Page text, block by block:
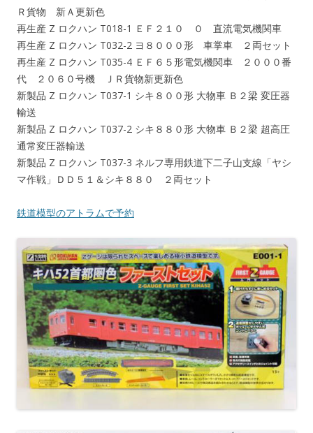
Ｒ貨物 新Ａ更新色
再生産 Z ロクハン T018-1 ＥＦ２１０ ０ 直流電気機関車
再生産 Z ロクハン T032-2 ヨ８０００形 車掌車 ２両セット
再生産 Z ロクハン T035-4 ＥＦ６５形電気機関車 ２０００番
代 ２０６０号機 ＪＲ貨物新更新色
新製品 Z ロクハン T037-1 シキ８００形 大物車 Ｂ２梁 変圧器
輸送
新製品 Z ロクハン T037-2 シキ８８０形 大物車 Ｂ２梁 超高圧
通常変圧器輸送
新製品 Z ロクハン T037-3 ネルフ専用鉄道下二子山支線「ヤシ
マ作戦」ＤＤ５１＆シキ８８０ ２両セット
鉄道模型のアトラムで予約